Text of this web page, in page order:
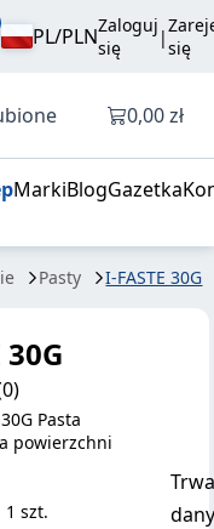
PL/PLNZaloguj
się
|się
Otwórz
0,00 zł
MarkiBlogGazetka
Pasty I-FASTE 30G
30G
Pasta
powierzchni
1 szt.